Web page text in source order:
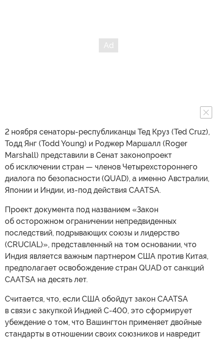
2 ноября сенаторы-республиканцы Тед Круз (Ted Cruz),
Тодд Янг (Todd Young) и Роджер Маршалл (Roger
Marshall) представили в Сенат законопроект
об исключении стран — членов Четырехстороннего
диалога по безопасности (QUAD), а именно Австралии,
Японии и Индии, из-под действия CAATSA.
Проект документа под названием «Закон
об осторожном ограничении непредвиденных
последствий, подрывающих союзы и лидерство
(CRUCIAL)», представленный на том основании, что
Индия является важным партнером США против Китая,
предполагает освобождение стран QUAD от санкций
CAATSA на десять лет.
Считается, что, если США обойдут закон CAATSA
в связи с закупкой Индией С-400, это сформирует
убеждение о том, что Вашингтон применяет двойные
стандарты в отношении своих союзников и навредит